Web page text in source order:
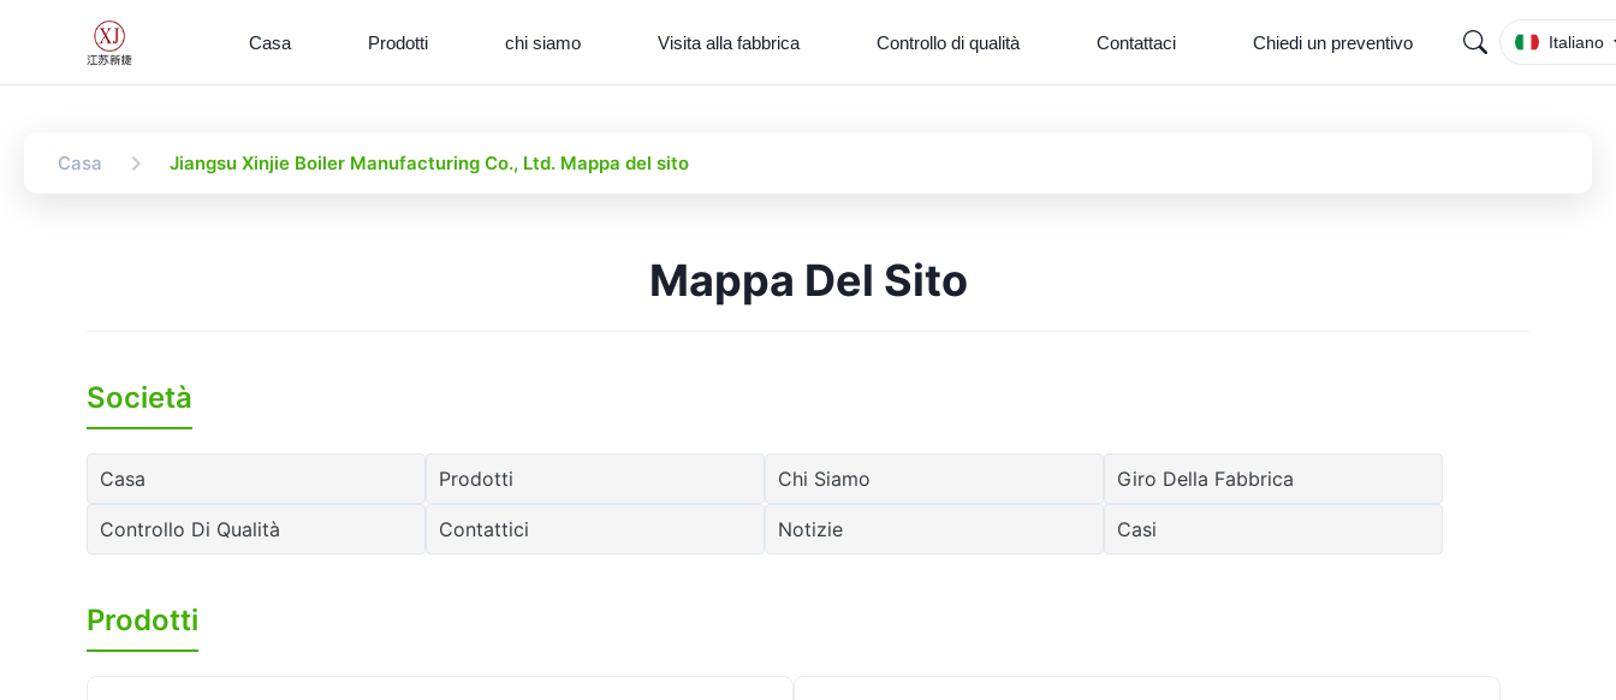
Casa Prodotti chi siamo Visita alla fabbrica Controllo di qualità Contattaci Chiedi un preventivo Italiano
Casa Jiangsu Xinjie Boiler Manufacturing Co., Ltd. Mappa del sito
Mappa Del Sito
Società
Casa Prodotti Chi Siamo Giro Della Fabbrica
Controllo Di Qualità Contattici Notizie Casi
Prodotti